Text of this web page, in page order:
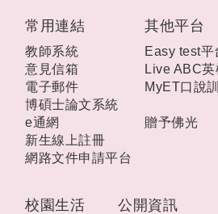
校園生活 公開資訊
常用連結
教師系統
意見信箱
電子郵件
博碩士論文系統
e通網
新生線上註冊
網路文件申請平台
其他平台
Easy test平
Live ABC英
MyET口說
贈予佛光